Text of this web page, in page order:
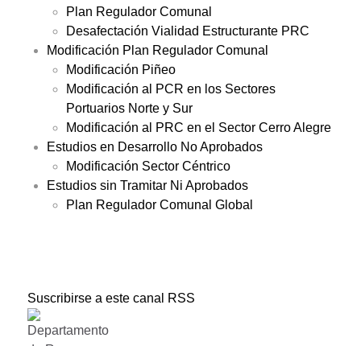
Plan Regulador Comunal
Desafectación Vialidad Estructurante PRC
Modificación Plan Regulador Comunal
Modificación Piñeo
Modificación al PCR en los Sectores
Portuarios Norte y Sur
Modificación al PRC en el Sector Cerro Alegre
Estudios en Desarrollo No Aprobados
Modificación Sector Céntrico
Estudios sin Tramitar Ni Aprobados
Plan Regulador Comunal Global
Suscribirse a este canal RSS